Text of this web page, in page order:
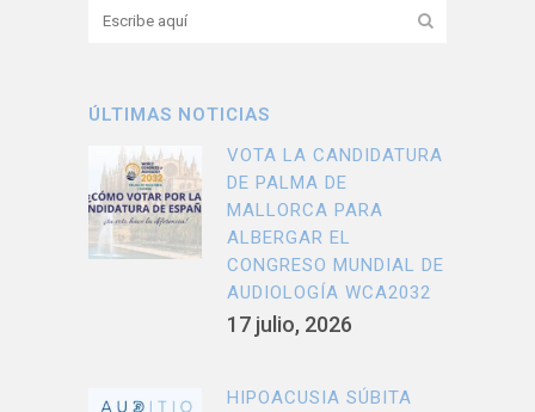
ÚLTIMAS NOTICIAS
VOTA LA CANDIDATURA
DE PALMA DE
MALLORCA PARA
ALBERGAR EL
CONGRESO MUNDIAL DE
AUDIOLOGÍA WCA2032
17 julio, 2026
HIPOACUSIA SÚBITA